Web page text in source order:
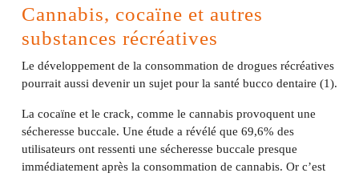
Cannabis, cocaïne et autres
substances récréatives
Le développement de la consommation de drogues récréatives
pourrait aussi devenir un sujet pour la santé bucco dentaire (1).
La cocaïne et le crack, comme le cannabis provoquent une
sécheresse buccale. Une étude a révélé que 69,6% des
utilisateurs ont ressenti une sécheresse buccale presque
immédiatement après la consommation de cannabis. Or c’est